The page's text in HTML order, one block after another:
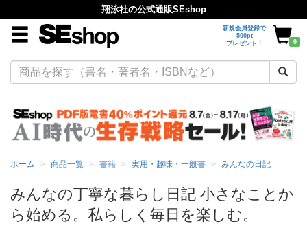
翔泳社の公式通販SEshop
新規会員登録で
500pt
プレゼント！
0
ホーム 商品一覧 書籍 実用・趣味・一般書 みんなの日記
みんなの丁寧な暮らし日記 小さなことか
ら始める。私らしく毎日を楽しむ。